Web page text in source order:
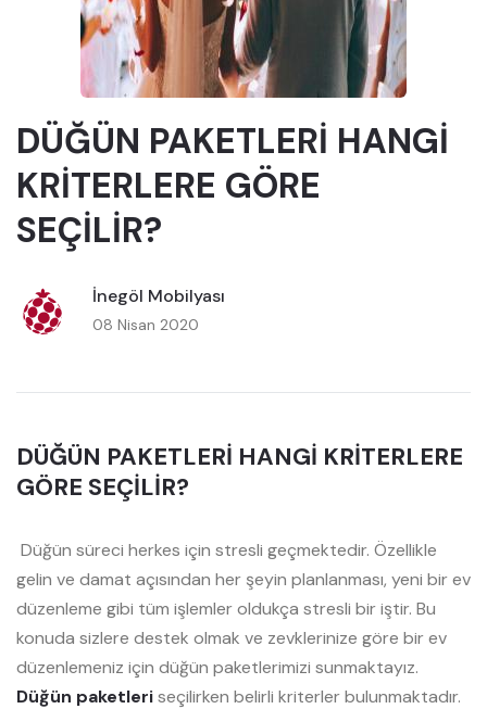
DÜĞÜN PAKETLERİ HANGİ
KRİTERLERE GÖRE
SEÇİLİR?
İnegöl Mobilyası
08 Nisan 2020
DÜĞÜN PAKETLERİ HANGİ KRİTERLERE
GÖRE SEÇİLİR?
Düğün süreci herkes için stresli geçmektedir. Özellikle
gelin ve damat açısından her şeyin planlanması, yeni bir ev
düzenleme gibi tüm işlemler oldukça stresli bir iştir. Bu
konuda sizlere destek olmak ve zevklerinize göre bir ev
düzenlemeniz için düğün paketlerimizi sunmaktayız.
Düğün paketleriseçilirken belirli kriterler bulunmaktadır.